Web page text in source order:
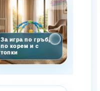
За игра по гръб,
по корем и с
топки